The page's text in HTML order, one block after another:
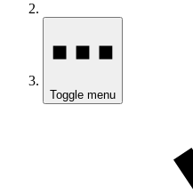
Toggle menu